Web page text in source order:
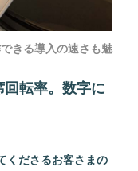
きる導入の速さも魅
転率。数字に
くださるお客さまの